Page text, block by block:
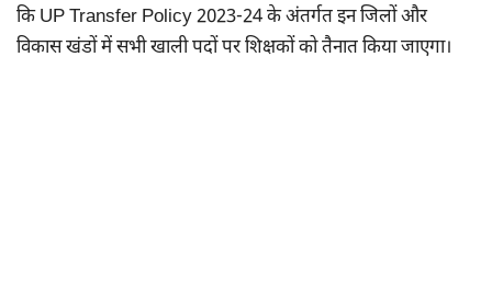
कि UP Transfer Policy 2023-24 के अंतर्गत इन जिलों और
विकास खंडों में सभी खाली पदों पर शिक्षकों को तैनात किया जाएगा।